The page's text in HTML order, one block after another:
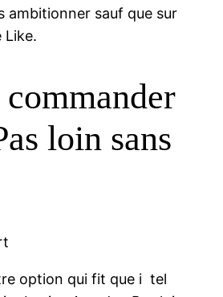
ambitionner sauf que sur
Like.
loin sans
option qui fit que i tel